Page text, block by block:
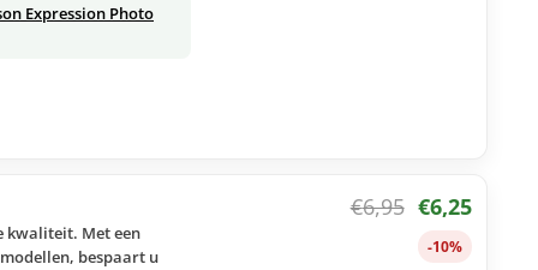
Expression Photo
kwaliteit. Met een
bespaart u
€6,95 €6,25
-10%